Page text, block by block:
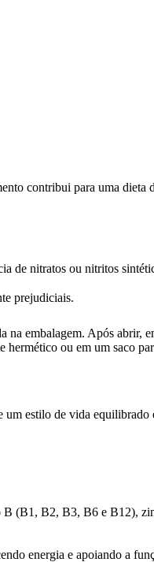
contribui para uma dieta
de nitratos ou nitritos
prejudiciais.
na embalagem. Após
ou em um saco
estilo de vida equilibrado
(B1, B2, B3, B6 e B12),
energia e apoiando a